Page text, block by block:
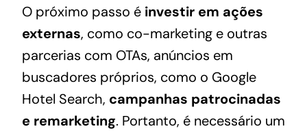
O próximo passo é investir em ações
externas, como co-marketinge outras
parcerias com OTAs, anúncios em
buscadores próprios, como o Google
Hotel Search, campanhas patrocinadas
e remarketing. Portanto, é necessário um